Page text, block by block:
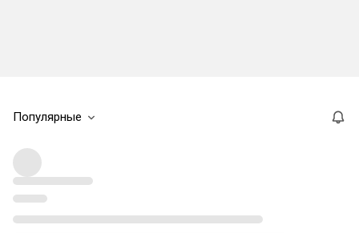
Популярные